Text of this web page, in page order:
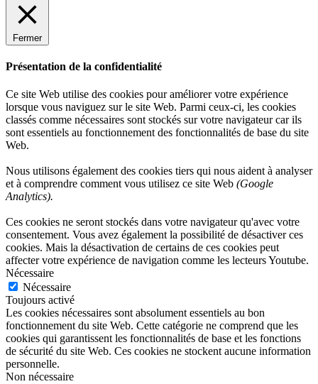
Fermer
Présentation de la confidentialité
Ce site Web utilise des cookies pour améliorer votre expérience
lorsque vous naviguez sur le site Web. Parmi ceux-ci, les cookies
classés comme nécessaires sont stockés sur votre navigateur car ils
sont essentiels au fonctionnement des fonctionnalités de base du site
Web.
Nous utilisons également des cookies tiers qui nous aident à analyser
et à comprendre comment vous utilisez ce site Web (Google
Analytics).
Ces cookies ne seront stockés dans votre navigateur qu'avec votre
consentement. Vous avez également la possibilité de désactiver ces
cookies. Mais la désactivation de certains de ces cookies peut
affecter votre expérience de navigation comme les lecteurs Youtube.
Nécessaire
Nécessaire
Toujours activé
Les cookies nécessaires sont absolument essentiels au bon
fonctionnement du site Web. Cette catégorie ne comprend que les
cookies qui garantissent les fonctionnalités de base et les fonctions
de sécurité du site Web. Ces cookies ne stockent aucune information
personnelle.
Non nécessaire